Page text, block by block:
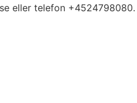
eller telefon +4524798080.